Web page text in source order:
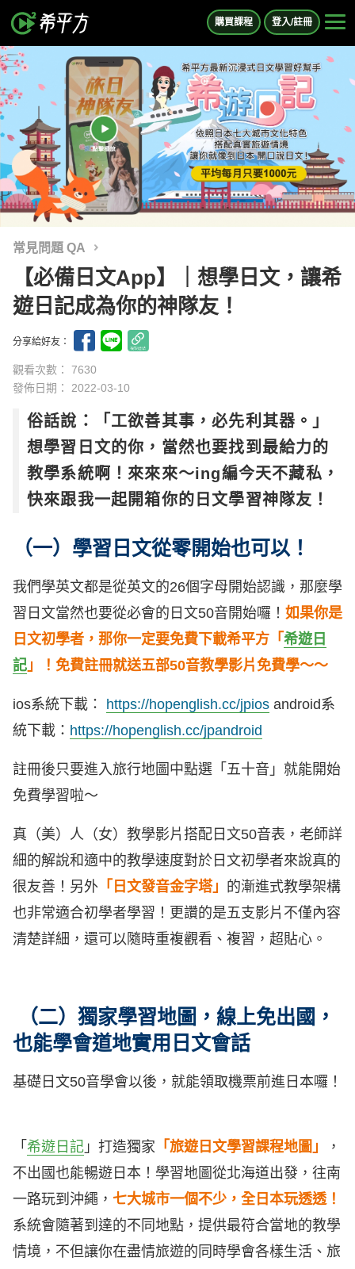
購買課程 登入/註冊
常見問題 QA
【必備日文App】｜想學日文，讓希
遊日記成為你的神隊友！
分享給好友：
觀看次數： 7630
發佈日期： 2022-03-10
俗話說：「工欲善其事，必先利其器。」
想學習日文的你，當然也要找到最給力的
教學系統啊！來來來～ing編今天不藏私，
快來跟我一起開箱你的日文學習神隊友！
（一）學習日文從零開始也可以！
我們學英文都是從英文的26個字母開始認識，那麼學
習日文當然也要從必會的日文50音開始囉！ 如果你是
日文初學者，那你一定要免費下載希平方「 希遊日
記 」！免費註冊就送五部50音教學影片免費學～～
ios系統下載： https://hopenglish.cc/jpios android系
統下載： https://hopenglish.cc/jpandroid
註冊後只要進入旅行地圖中點選「五十音」就能開始
免費學習啦～
真（美）人（女）教學影片搭配日文50音表，老師詳
細的解說和適中的教學速度對於日文初學者來說真的
很友善！另外 「日文發音金字塔」 的漸進式教學架構
也非常適合初學者學習！更讚的是五支影片不僅內容
清楚詳細，還可以隨時重複觀看、複習，超貼心。
（二）獨家學習地圖，線上免出國，
也能學會道地實用日文會話
基礎日文50音學會以後，就能領取機票前進日本囉！
「 希遊日記 」打造獨家 「旅遊日文學習課程地圖」
，
不出國也能暢遊日本！學習地圖從北海道出發，往南
一路玩到沖繩， 七大城市一個不少，全日本玩透透！
系統會隨著到達的不同地點，提供最符合當地的教學
情境，不但讓你在盡情旅遊的同時學會各樣生活、旅